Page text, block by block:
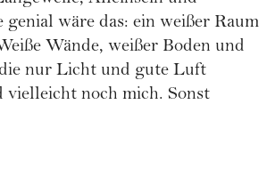
wäre das: ein weißer Raum
Wände, weißer Boden und
nur Licht und gute Luft
vielleicht noch mich. Sonst